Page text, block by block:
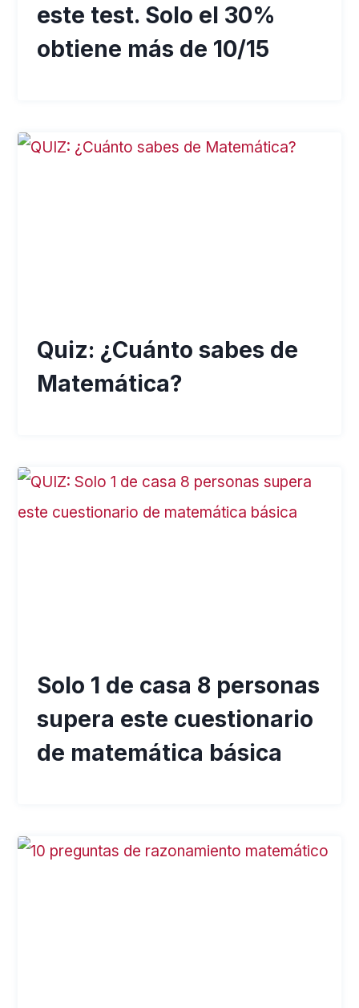
este test. Solo el 30%
obtiene más de 10/15
Quiz: ¿Cuánto sabes de
Matemática?
Solo 1 de casa 8 personas
supera este cuestionario
de matemática básica